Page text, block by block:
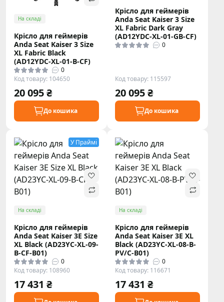
На складі
Крісло для геймерів
Anda Seat Kaiser 3 Size
XL Fabric Black
(AD12YDC-XL-01-B-CF)
0
Код товару: 104650
20 095 ₴
До кошика
Крісло для геймерів
Anda Seat Kaiser 3 Size
XL Fabric Dark Gray
(AD12YDC-XL-01-GB-CF)
0
Код товару: 115597
20 095 ₴
До кошика
У Праймі
На складі
Крісло для геймерів
Anda Seat Kaiser 3E Size
XL Black (AD23YC-XL-09-
B-CF-B01)
0
Код товару: 108960
17 431 ₴
На складі
Крісло для геймерів
Anda Seat Kaiser 3E XL
Black (AD23YC-XL-08-B-
PV/C-B01)
0
Код товару: 116671
17 431 ₴